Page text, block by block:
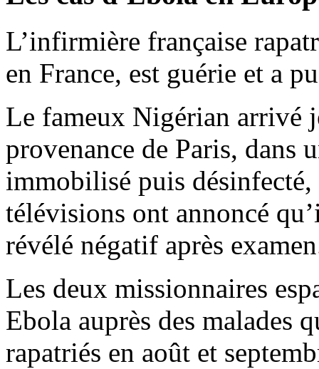
L’infirmière française
en France, est guérie et a
Le fameux Nigérian arrivé
provenance de Paris, dans
immobilisé puis
télévisions ont annoncé
révélé négatif après
Les deux missionnaires
Ebola auprès des malades
rapatriés en août et